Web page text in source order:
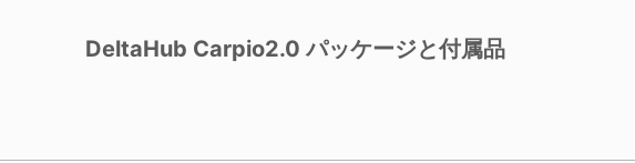
DeltaHub Carpio2.0 パッケージと付属品